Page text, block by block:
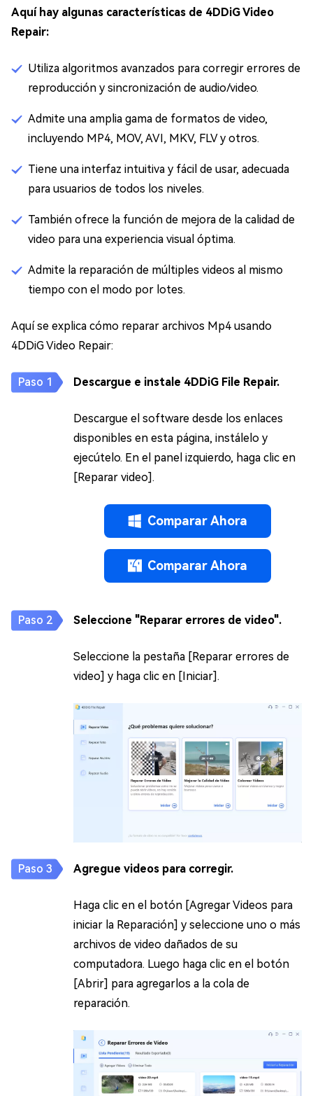
Aquí hay algunas características de 4DDiG Video
Repair:
Utiliza algoritmos avanzados para corregir errores de
reproducción y sincronización de audio/video.
Admite una amplia gama de formatos de video,
incluyendo MP4, MOV, AVI, MKV, FLV y otros.
Tiene una interfaz intuitiva y fácil de usar, adecuada
para usuarios de todos los niveles.
También ofrece la función de mejora de la calidad de
video para una experiencia visual óptima.
Admite la reparación de múltiples videos al mismo
tiempo con el modo por lotes.
Aquí se explica cómo reparar archivos Mp4 usando
4DDiG Video Repair:
Descargue e instale 4DDiG File Repair.
Descargue el software desde los enlaces
disponibles en esta página, instálelo y
ejecútelo. En el panel izquierdo, haga clic en
[Reparar video].
Comparar Ahora
Comparar Ahora
Seleccione "Reparar errores de video".
Seleccione la pestaña [Reparar errores de
video] y haga clic en [Iniciar].
Agregue videos para corregir.
Haga clic en el botón [Agregar Videos para
iniciar la Reparación] y seleccione uno o más
archivos de video dañados de su
computadora. Luego haga clic en el botón
[Abrir] para agregarlos a la cola de
reparación.